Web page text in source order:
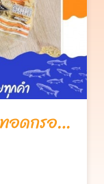
รับผลิตหนังปลาแซลมอนทอดกรอบ OEM